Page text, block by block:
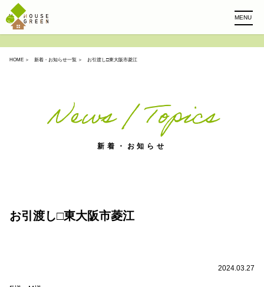
MENU
HOME ＞ 新着・お知らせ一覧 ＞ お引渡し□東大阪市菱江
News / Topics
新着・お知らせ
お引渡し□東大阪市菱江
2024.03.27